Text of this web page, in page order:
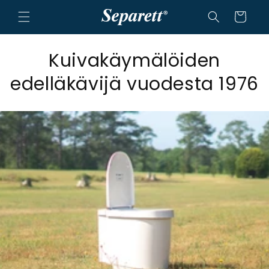
ja siirry sisältöön Ostoskori
Kuivakäymälöiden
edelläkävijä vuodesta 1976